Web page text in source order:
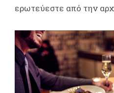
ερωτεύεστε από την